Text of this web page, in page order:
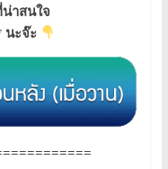
าสนใจ
นะจ๊ะ